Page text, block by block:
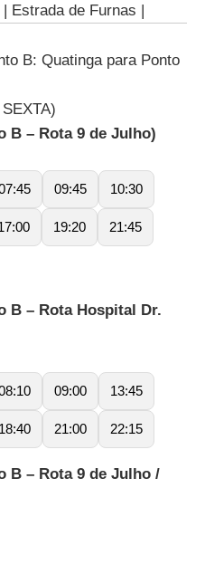
Estrada de Furnas |
B: Quatinga para Ponto
B – Rota 9 de Julho)
09:45 10:30
19:20 21:45
B – Rota Hospital Dr.
09:00 13:45
18:40 21:00 22:15
B – Rota 9 de Julho /